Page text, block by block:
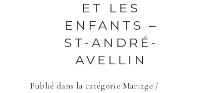
ET LES
ENFANTS –
ST-ANDRÉ-
AVELLIN
Publié dans la catégorie Mariage /